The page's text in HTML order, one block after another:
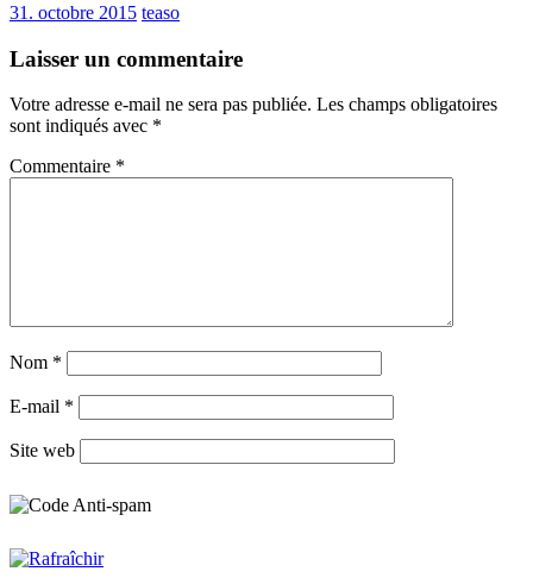
31. octobre 2015 teaso
Laisser un commentaire
Votre adresse e-mail ne sera pas publiée. Les champs obligatoires
sont indiqués avec *
Commentaire *
Nom *
E-mail *
Site web